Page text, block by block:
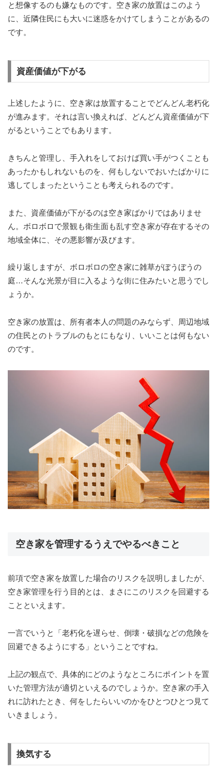
と想像するのも嫌なものです。空き家の放置はこのよう
に、近隣住民にも大いに迷惑をかけてしまうことがあるの
です。
資産価値が下がる
上述したように、空き家は放置することでどんどん老朽化
が進みます。それは言い換えれば、どんどん資産価値が下
がるということでもあります。
きちんと管理し、手入れをしておけば買い手がつくことも
あったかもしれないものを、何もしないでおいたばかりに
逃してしまったということも考えられるのです。
また、資産価値が下がるのは空き家ばかりではありませ
ん。ボロボロで景観も衛生面も乱す空き家が存在するその
地域全体に、その悪影響が及びます。
繰り返しますが、ボロボロの空き家に雑草がぼうぼうの
庭…そんな光景が目に入るような街に住みたいと思うでし
ょうか。
空き家の放置は、所有者本人の問題のみならず、周辺地域
の住民とのトラブルのもとにもなり、いいことは何もない
のです。
空き家を管理するうえでやるべきこと
前項で空き家を放置した場合のリスクを説明しましたが、
空き家管理を行う目的とは、まさにこのリスクを回避する
ことといえます。
一言でいうと「老朽化を遅らせ、倒壊・破損などの危険を
回避できるようにする」ということですね。
上記の観点で、具体的にどのようなところにポイントを置
いた管理方法が適切といえるのでしょうか。空き家の手入
れに訪れたとき、何をしたらいいのかをひとつひとつ見て
いきましょう。
換気する